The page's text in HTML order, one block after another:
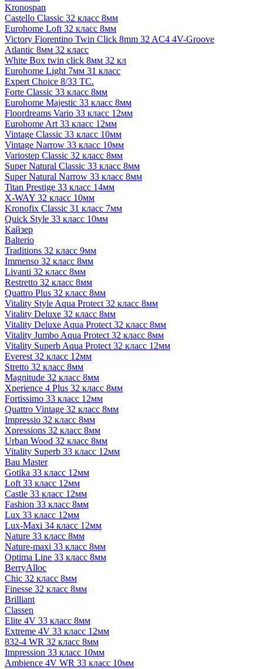
Kronospan
Castello Classic 32 класс 8мм
Eurohome Loft 32 класс 8мм
Victory Fiorentino Twin Click 8mm 32 AC4 4V-Groove
Atlantic 8мм 32 класс
White Box twin click 8мм 32 кл
Eurohome Light 7мм 31 класс
Expert Choice 8/33 TC.
Forte Classic 33 класс 8мм
Eurohome Majestic 33 класс 8мм
Floordreams Vario 33 класс 12мм
Eurohome Art 33 класс 12мм
Vintage Classic 33 класс 10мм
Vintage Narrow 33 класс 10мм
Variostep Classic 32 класс 8мм
Super Natural Classic 33 класс 8мм
Super Natural Narrow 33 класс 8мм
Titan Prestige 33 класс 14мм
X-WAY 32 класс 10мм
Kronofix Classic 31 класс 7мм
Quick Style 33 класс 10мм
Кайзер
Balterio
Traditions 32 класс 9мм
Immenso 32 класс 8мм
Livanti 32 класс 8мм
Restretto 32 класс 8мм
Quattro Plus 32 класс 8мм
Vitality Style Aqua Protect 32 класс 8мм
Vitality Deluxe 32 класс 8мм
Vitality Deluxe Aqua Protect 32 класс 8мм
Vitality Jumbo Aqua Protect 32 класс 8мм
Vitality Superb Aqua Protect 32 класс 12мм
Everest 32 класс 12мм
Stretto 32 класс 8мм
Magnitude 32 класс 8мм
Xperience 4 Plus 32 класс 8мм
Fortissimo 33 класс 12мм
Quattro Vintage 32 класс 8мм
Impressio 32 класс 8мм
Xpressions 32 класс 8мм
Urban Wood 32 класс 8мм
Vitality Superb 33 класс 12мм
Bau Master
Gotika 33 класс 12мм
Loft 33 класс 12мм
Castle 33 класс 12мм
Fashion 33 класс 8мм
Lux 33 класс 12мм
Lux-Maxi 34 класс 12мм
Nature 33 класс 8мм
Nature-maxi 33 класс 8мм
Optima Line 33 класс 8мм
BerryAlloc
Chic 32 класс 8мм
Finesse 32 класс 8мм
Brilliant
Classen
Elite 4V 33 класс 8мм
Extreme 4V 33 класс 12мм
832-4 WR 32 класс 8мм
Impression 33 класс 10мм
Ambience 4V WR 33 класс 10мм